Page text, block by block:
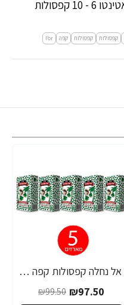
קפסולות קפסולות קפה
l’or
-2%
אל נחלה קפסולות קפה עם הל - 5 מארזים (50 יחידות)
₪97.50
₪99.50